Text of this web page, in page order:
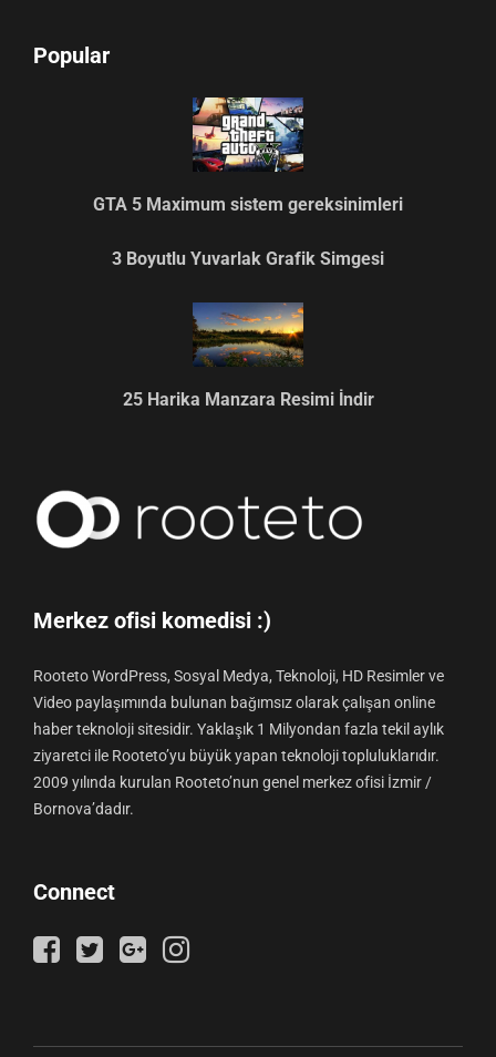
Popular
GTA 5 Maximum sistem gereksinimleri
3 Boyutlu Yuvarlak Grafik Simgesi
25 Harika Manzara Resimi İndir
Merkez ofisi komedisi :)
Rooteto WordPress, Sosyal Medya, Teknoloji, HD Resimler ve
Video paylaşımında bulunan bağımsız olarak çalışan online
haber teknoloji sitesidir. Yaklaşık 1 Milyondan fazla tekil aylık
ziyaretci ile Rooteto’yu büyük yapan teknoloji topluluklarıdır.
2009 yılında kurulan Rooteto’nun genel merkez ofisi İzmir /
Bornova’dadır.
Connect